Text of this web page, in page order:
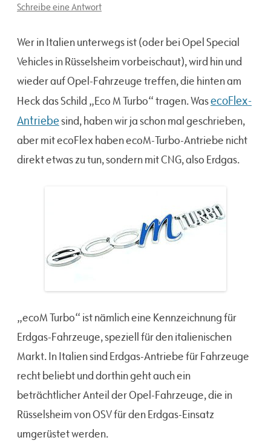
Schreibe eine Antwort
Wer in Italien unterwegs ist (oder bei Opel Special
Vehicles in Rüsselsheim vorbeischaut), wird hin und
wieder auf Opel-Fahrzeuge treffen, die hinten am
Heck das Schild „Eco M Turbo“ tragen. WasecoFlex-
Antriebesind, haben wir ja schon mal geschrieben,
aber mit ecoFlex haben ecoM-Turbo-Antriebe nicht
direkt etwas zu tun, sondern mit CNG, also Erdgas.
„ecoM Turbo“ ist nämlich eine Kennzeichnung für
Erdgas-Fahrzeuge, speziell für den italienischen
Markt. In Italien sind Erdgas-Antriebe für Fahrzeuge
recht beliebt und dorthin geht auch ein
beträchtlicher Anteil der Opel-Fahrzeuge, die in
Rüsselsheim von OSV für den Erdgas-Einsatz
umgerüstet werden.